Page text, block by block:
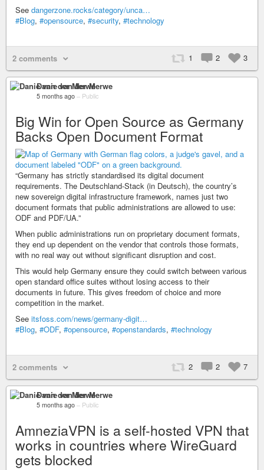
See dangerzone.rocks/category/unca…
#Blog, #opensource, #security, #technology
1 2 3
2 comments
Danie van der Merwe
5 months ago – Public
Big Win for Open Source as Germany
Backs Open Document Format
“Germany has strictly standardised its digital document
requirements. The Deutschland-Stack (in Deutsch), the country’s
new sovereign digital infrastructure framework, names just two
document formats that public administrations are allowed to use:
ODF and PDF/UA.”
When public administrations run on proprietary document formats,
they end up dependent on the vendor that controls those formats,
with no real way out without significant disruption and cost.
This would help Germany ensure they could switch between various
open standard office suites without losing access to their
documents in future. This gives freedom of choice and more
competition in the market.
See itsfoss.com/news/germany-digit…
#Blog, #ODF, #opensource, #openstandards, #technology
2 2 7
2 comments
Danie van der Merwe
5 months ago – Public
AmneziaVPN is a self-hosted VPN that
works in countries where WireGuard
gets blocked